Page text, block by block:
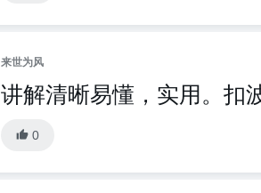
来世为风
讲解清晰易懂，实用。扣
0